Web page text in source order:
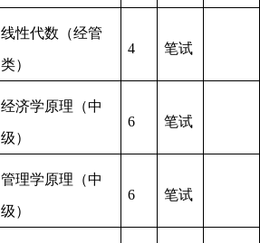
线性代数（经管
类）
4 笔试
经济学原理（中
级）
6 笔试
管理学原理（中
级）
6 笔试